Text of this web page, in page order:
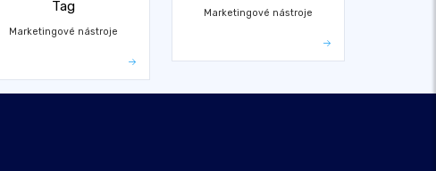
Tag
Marketingové nástroje
Marketingové nástroje